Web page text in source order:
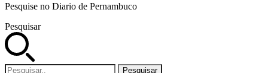
Pesquise no Diario de Pernambuco
Pesquisar
Pesquisar